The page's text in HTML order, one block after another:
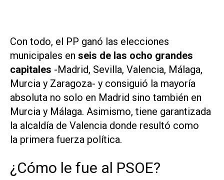
Con todo, el PP ganó las elecciones
municipales en seis de las ocho grandes
capitales -Madrid, Sevilla, Valencia, Málaga,
Murcia y Zaragoza- y consiguió la mayoría
absoluta no solo en Madrid sino también en
Murcia y Málaga. Asimismo, tiene garantizada
la alcaldía de Valencia donde resultó como
la primera fuerza política.
¿Cómo le fue al PSOE?